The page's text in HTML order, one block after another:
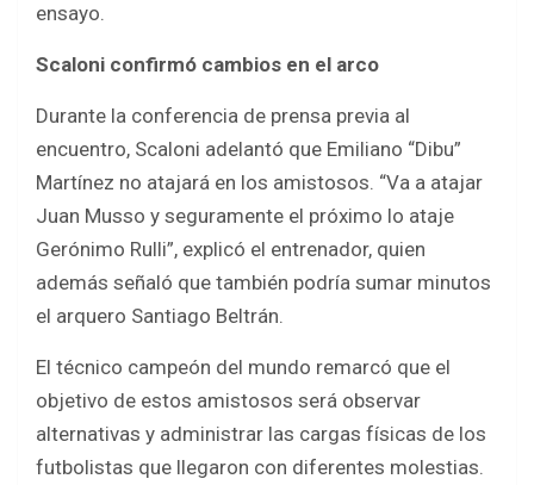
ensayo.
Scaloni confirmó cambios en el arco
Durante la conferencia de prensa previa al
encuentro, Scaloni adelantó que Emiliano “Dibu”
Martínez no atajará en los amistosos. “Va a atajar
Juan Musso y seguramente el próximo lo ataje
Gerónimo Rulli”, explicó el entrenador, quien
además señaló que también podría sumar minutos
el arquero Santiago Beltrán.
El técnico campeón del mundo remarcó que el
objetivo de estos amistosos será observar
alternativas y administrar las cargas físicas de los
futbolistas que llegaron con diferentes molestias.